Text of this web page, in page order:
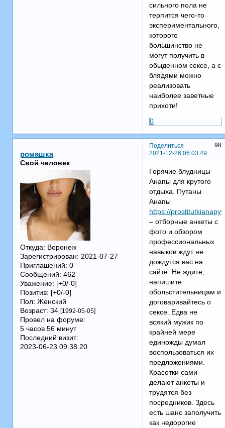
сильного пола не
терпится чего-то
экспериментального,
которого
большинство не
могут получить в
обыденном сексе, а с
блядями можно
реализовать
наиболее заветные
прихоти!
0
Поделиться
98
2021-12-26 06:03:49
ромашка
Свой человек
Откуда: Воронеж
Зарегистрирован: 2021-07-27
Приглашений: 0
Сообщений: 462
Уважение: [+0/-0]
Позитив: [+0/-0]
Пол: Женский
Возраст: 34 [1992-05-05]
Провел на форуме:
5 часов 56 минут
Последний визит:
2023-06-23 09:38:20
Горячие блудницы
Анапы для крутого
отдыха. Путаны
Анапы
https://
– отборные анкеты с
фото и обзором
профессиональных
навыков ждут не
дождутся вас на
сайте. Не ждите,
напишите
обольстительницам и
договаривайтесь о
сексе. Едва не
всякий мужик по
крайней мере
единожды думал
воспользоваться их
предложениями.
Красотки сами
делают анкеты и
трудятся без
посредников. Здесь
есть шанс заполучить
как недорогие